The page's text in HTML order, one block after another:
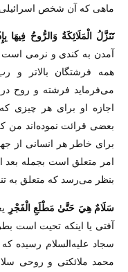
ماهی که آن شخص اسرائیلی
تَنَزَّلُ الْمَلَائِكَةُ وَالرُّ‌وحُ
آمدن به کندی و نرمی است
همه فرشتگان بالاتر و
می‌فرماید فرشته و روح
اجازه او برای هر چیزی
بعضی قرائت نموده‌اند من
برای خاطر هر انسانی از
امر متعلق است بجمله بعد
بنظر می‌رسد که متعلق به
سَلَامٌ هِيَ حَتَّىٰ مَطْلَعِ الْفَجْرِ‌
آفتی یا اینکه تحیت است
سجاد علیه‌السلام رسیده
محمد ملائكتی و روحی